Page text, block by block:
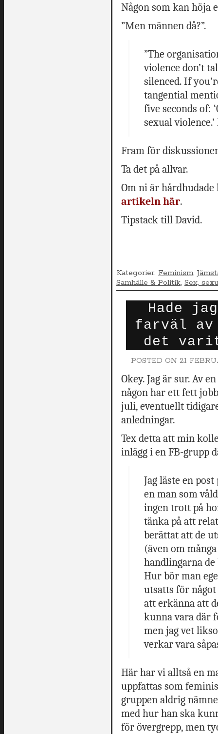
Någon som kan höja
”Men männen då?”.
”The
violence don’t
silenced. If
tangential
five seconds of:
sexual
Fram för
Ta det på allvar.
Om ni är
artikeln här.
Tipstack till David.
Kategorier: Feminism,
Samhälle & Politik, Sex,
Hade
farväl av
det
POSTED ON 21
Okey. Jag är sur. Av
någon har ett fett
juli, eventuellt
anledningar.
Tex detta att min
inlägg i en FB-grupp
Jag läste en
en man som
ingen trott på
tänka på att
berättat att de
(även om
handlingarna
Hur bör man
utsatts för något
att erkänna att
kunna vara där
men jag vet
verkar vara
Här har vi alltså en
uppfattas som
gruppen aldrig
med hur han ska
för övergrepp, men